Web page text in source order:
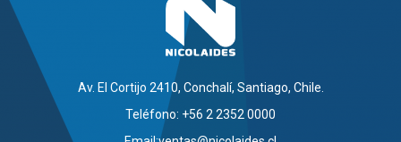
Av. El Cortijo 2410, Conchalí, Santiago, Chile.
Teléfono: +56 2 2352 0000